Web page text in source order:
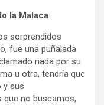
la Malaca
sorprendidos
fue una puñalada
nada por su
u otra, tendría que
y sus
que no buscamos,